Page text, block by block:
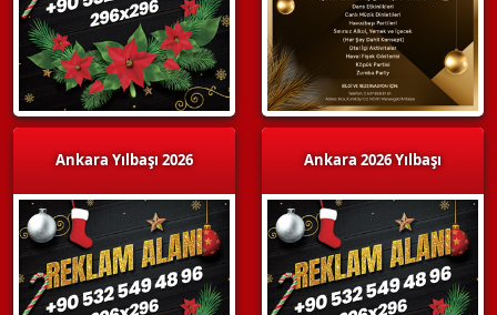
Ankara Yılbaşı 2026 Ankara 2026 Yılbaşı